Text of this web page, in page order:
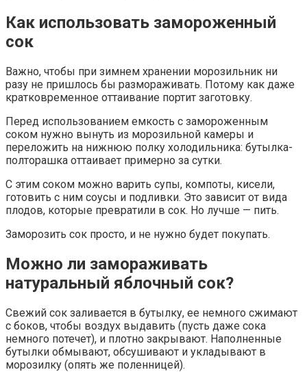
Как использовать замороженный
сок
Важно, чтобы при зимнем хранении морозильник ни
разу не пришлось бы размораживать. Потому как даже
кратковременное оттаивание портит заготовку.
Перед использованием емкость с замороженным
соком нужно вынуть из морозильной камеры и
переложить на нижнюю полку холодильника: бутылка-
полторашка оттаивает примерно за сутки.
С этим соком можно варить супы, компоты, кисели,
готовить с ним соусы и подливки. Это зависит от вида
плодов, которые превратили в сок. Но лучше — пить.
Заморозить сок просто, и не нужно будет покупать.
Можно ли замораживать
натуральный яблочный сок?
Свежий сок заливается в бутылку, ее немного сжимают
с боков, чтобы воздух выдавить (пусть даже сока
немного потечет), и плотно закрывают. Наполненные
бутылки обмывают, обсушивают и укладывают в
морозилку (опять же поленницей).